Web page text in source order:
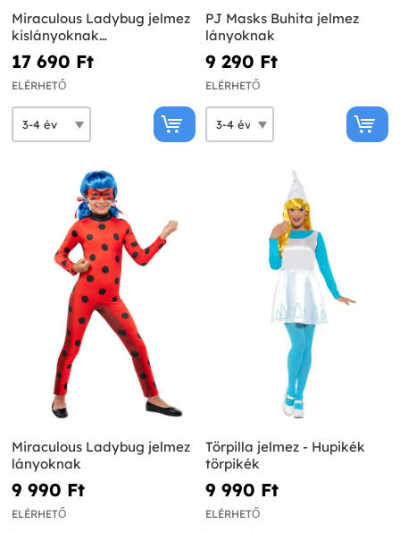
Miraculous Ladybug jelmez
kislányoknak
kiegészítőkkel
17 690 Ft‎
ELÉRHETŐ
PJ Masks Buhita jelmez
lányoknak
9 290 Ft‎
ELÉRHETŐ
Miraculous Ladybug jelmez
lányoknak
9 990 Ft‎
ELÉRHETŐ
Törpilla jelmez - Hupikék
törpikék
9 990 Ft‎
ELÉRHETŐ